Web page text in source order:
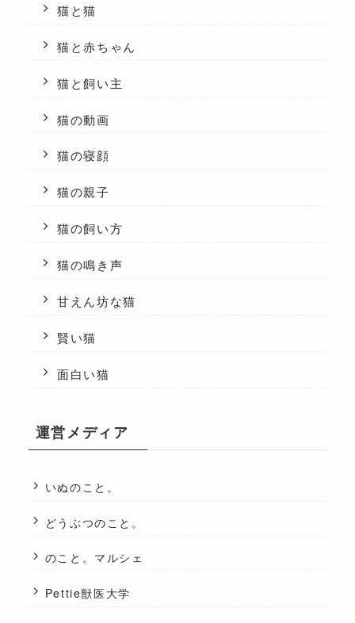
猫と猫
猫と赤ちゃん
猫と飼い主
猫の動画
猫の寝顔
猫の親子
猫の飼い方
猫の鳴き声
甘えん坊な猫
賢い猫
面白い猫
運営メディア
いぬのこと。
どうぶつのこと。
のこと。マルシェ
Pettie獣医大学